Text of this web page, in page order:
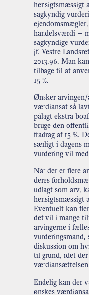
hensigtsmæssigt
sagkyndig
handelsværdi –
sagkyndige
jf. Vestre
2013.96. Man
tilbage til at
15 %.
Ønsker arvingen/
værdiansat så
pålagt ekstra
bruge den
fradrag af 15 %.
særligt i dagens
vurdering vil
Når der er flere
deres
udlagt som arv,
hensigtsmæssigt
Eventuelt kan
det vil i mange
arvingerne i
vurderingsmand,
diskussion om
til grund, idet
værdiansættelsen.
Endelig kan der
ønskes